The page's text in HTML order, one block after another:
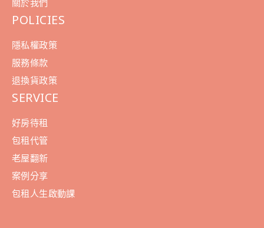
關於我們
POLICIES
隱私權政策
服務條款
退換貨政策
SERVICE
好房待租
包租代管
老屋翻新
案例分享
包租人生啟動課